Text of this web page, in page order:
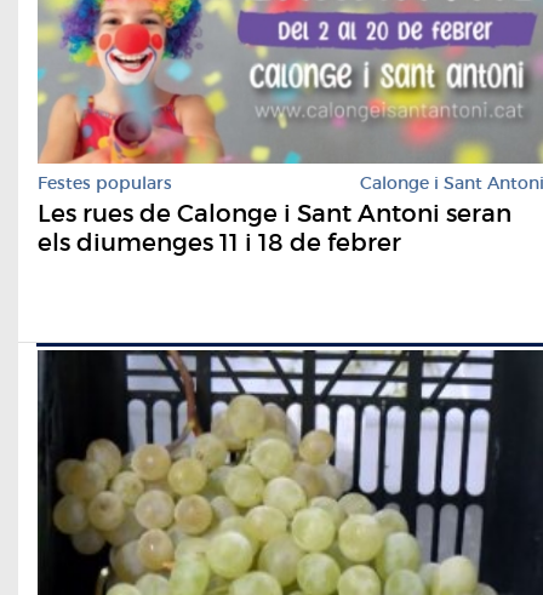
Festes populars Calonge i Sant Antoni
Les rues de Calonge i Sant Antoni seran
els diumenges 11 i 18 de febrer